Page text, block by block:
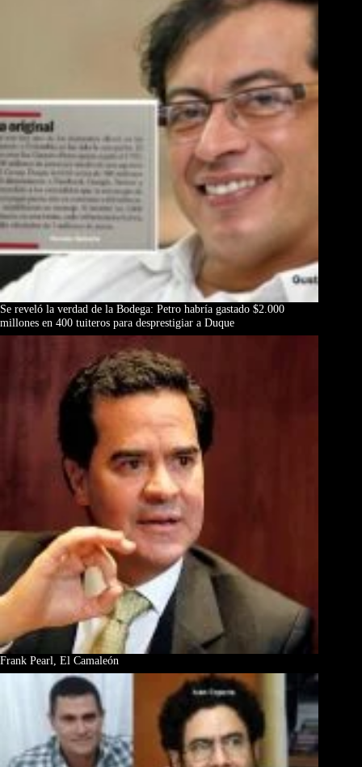
Se reveló la verdad de la Bodega: Petro habría gastado $2.000
millones en 400 tuiteros para desprestigiar a Duque
Frank Pearl, El Camaleón